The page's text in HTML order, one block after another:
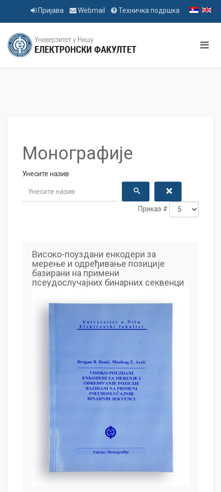
Пријава Webmail Техничка подршка
Монографије
Унесите назив
Приказ #
Високо-поуздани енкодери за
мерење и одређивање позиције
базирани на примени
псеудослучајних бинарних секвенци